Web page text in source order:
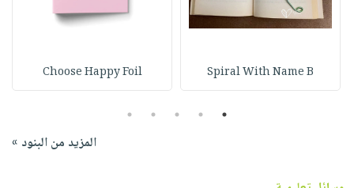
Spiral With Name B
Choose Happy Foil
1
2
3
4
5
المزيد من البنود »